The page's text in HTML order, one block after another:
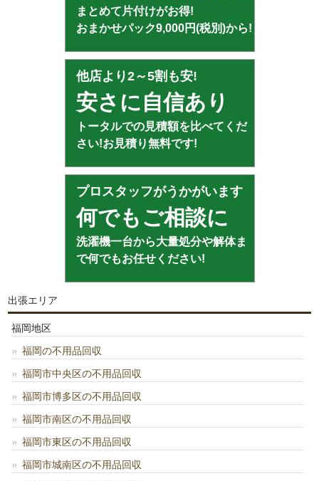
まとめて片付けがお得!
おまかせパック9,000円(税別)から!
他店より2～5割も安!
安さに自信あり
トータルでの見積額を比べてくだ
さい!お見積り無料です!
プロスタッフがうかがいます
何でもご相談に
洗濯機一台から大量処分や解体ま
で何でもお任せください!
出張エリア
福岡地区
福岡の不用品回収
福岡市中央区の不用品回収
福岡市博多区の不用品回収
福岡市南区の不用品回収
福岡市東区の不用品回収
福岡市城南区の不用品回収